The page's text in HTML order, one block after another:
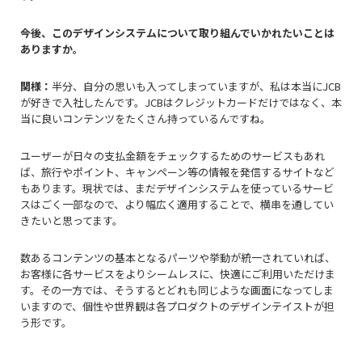
――今後、このデザインシステムについて取り組んでいかれたいことは
ありますか。
関様： 半分、自分の思いも入ってしまっていますが、私は本当にJCB
が好きで入社したんです。JCBはクレジットカードだけではなく、本
当に良いコンテンツをたくさん持っているんですね。
ユーザーが日々の支払金額をチェックするためのサービスもあれ
ば、旅行やポイント、キャンペーン等の情報を発信するサイトなど
もあります。現状では、まだデザインシステムを使っているサービ
スはごく一部なので、より幅広く適用することで、横串を通してい
きたいと思ってます。
数あるコンテンツの基本となるパーツや挙動が統一されていれば、
お客様に各サービスをよりシームレスに、快適にご利用いただけま
す。その一方では、そうするとどれも同じような画面になってしま
いますので、個性や世界観は各プロダクトのデザインテイストが担
う形です。